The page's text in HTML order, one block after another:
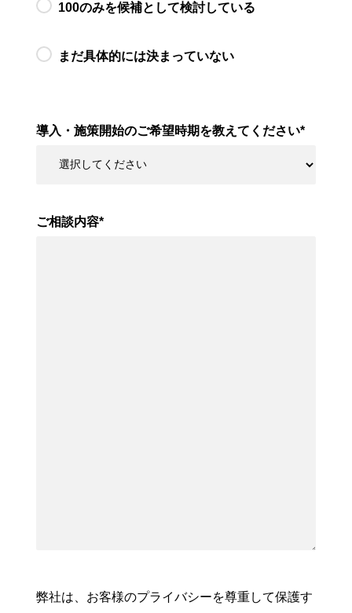
100のみを候補として検討している
まだ具体的には決まっていない
導入・施策開始のご希望時期を教えてください*
ご相談内容*
弊社は、お客様のプライバシーを尊重して保護す